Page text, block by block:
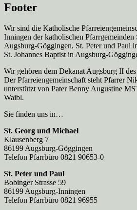
Footer
Wir sind die Katholische
Inningen der katholischen
Augsburg-Göggingen, St. Peter und Paul
St. Johannes Baptist in Augsburg-
Wir gehören dem Dekanat Augsburg II
Der Pfarreien­gemeinschaft steht Pfarrer
unterstützt von Pater Benny Augustine
Waibl.
Sie finden uns in…
St. Georg und Michael
Klausenberg 7
86199 Augsburg-Göggingen
Telefon Pfarrbüro 0821 90653-0
St. Peter und Paul
Bobinger Strasse 59
86199 Augsburg-Inningen
Telefon Pfarrbüro 0821 96955